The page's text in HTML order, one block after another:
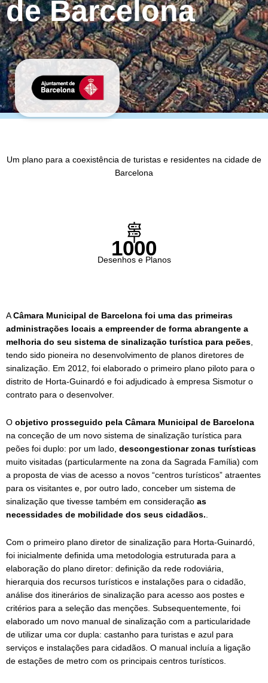
de Barcelona
Um plano para a coexistência de turistas e residentes na cidade de
Barcelona
1000
Desenhos e Planos
ACâmara Municipal de Barcelona foi uma das primeiras
administrações locais a empreender de forma abrangente a
melhoria do seu sistema de sinalização turística para peões,
tendo sido pioneira no desenvolvimento de planos diretores de
sinalização. Em 2012, foi elaborado o primeiro plano piloto para o
distrito de Horta-Guinardó e foi adjudicado à empresa Sismotur o
contrato para o desenvolver.
O objetivo prosseguido pela Câmara Municipal de Barcelona
na conceção de um novo sistema de sinalização turística para
peões foi duplo: por um lado, descongestionar zonas turísticas
muito visitadas (particularmente na zona da Sagrada Família) com
a proposta de vias de acesso a novos “centros turísticos” atraentes
para os visitantes e, por outro lado, conceber um sistema de
sinalização que tivesse também em consideração as
necessidades de mobilidade dos seus cidadãos..
Com o primeiro plano diretor de sinalização para Horta-Guinardó,
foi inicialmente definida uma metodologia estruturada para a
elaboração do plano diretor: definição da rede rodoviária,
hierarquia dos recursos turísticos e instalações para o cidadão,
análise dos itinerários de sinalização para acesso aos postes e
critérios para a seleção das menções. Subsequentemente, foi
elaborado um novo manual de sinalização com a particularidade
de utilizar uma cor dupla: castanho para turistas e azul para
serviços e instalações para cidadãos. O manual incluía a ligação
de estações de metro com os principais centros turísticos.